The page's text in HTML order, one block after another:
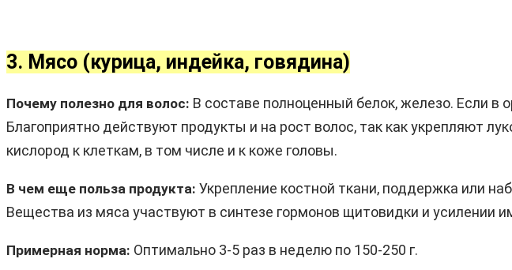
3. Мясо (курица, индейка, говядина)
Почему полезно для волос: В составе полноценный белок, железо. Если в
Благоприятно действуют продукты и на рост волос, так как укрепляют
кислород к клеткам, в том числе и к коже головы.
В чем еще польза продукта: Укрепление костной ткани, поддержка или
Вещества из мяса участвуют в синтезе гормонов щитовидки и усилении
Примерная норма: Оптимально 3-5 раз в неделю по 150-250 г.